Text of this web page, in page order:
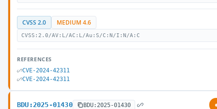
CVSS 2.0 MEDIUM 4.6
CVSS:2.0/AV:L/AC:L/Au:S/C:N/I:N/A:C
REFERENCES
CVE-2024-42311
CVE-2024-42311
BDU:2025-01430 BDU:2025-01430